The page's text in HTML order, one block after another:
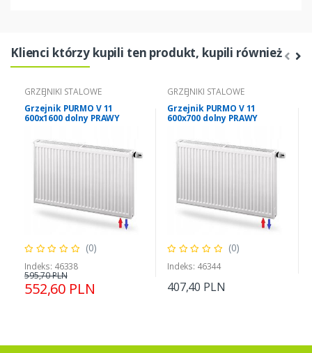
Klienci którzy kupili ten produkt, kupili również
GRZEJNIKI STALOWE
Grzejnik PURMO V 11
600x1600 dolny PRAWY
(0)
Indeks: 46338
552,60 PLN
595,70 PLN
GRZEJNIKI STALOWE
Grzejnik PURMO V 11
600x700 dolny PRAWY
(0)
Indeks: 46344
407,40 PLN